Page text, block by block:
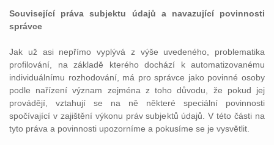
Související práva subjektu údajů a navazující povinnosti
správce
Jak už asi nepřímo vyplývá z výše uvedeného, problematika
profilování, na základě kterého dochází k automatizovanému
individuálnímu rozhodování, má pro správce jako povinné osoby
podle nařízení význam zejména z toho důvodu, že pokud jej
provádějí, vztahují se na ně některé speciální povinnosti
spočívající v zajištění výkonu práv subjektů údajů. V této části na
tyto práva a povinnosti upozorníme a pokusíme se je vysvětlit.